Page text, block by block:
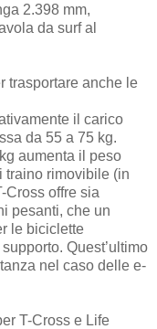
2.398 mm,
da surf al
trasportare anche le
il carico
da 55 a 75 kg.
aumenta il peso
traino rimovibile (in
Cross offre sia
pesanti, che un
le biciclette
Quest’ultimo
nel caso delle e-
T-Cross e Life